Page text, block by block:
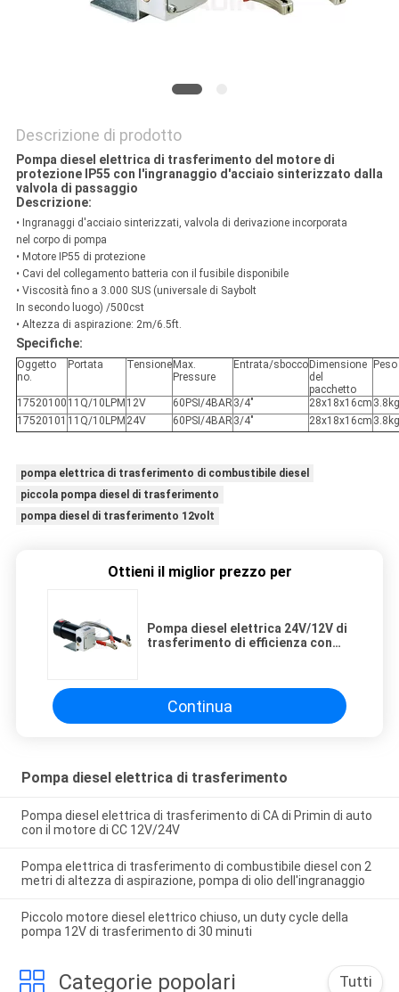
Descrizione di prodotto
Pompa diesel elettrica di trasferimento del motore di
protezione IP55 con l'ingranaggio d'acciaio sinterizzato dalla
valvola di passaggio
Descrizione:
• Ingranaggi d'acciaio sinterizzati, valvola di derivazione incorporata
nel corpo di pompa
• Motore IP55 di protezione
• Cavi del collegamento batteria con il fusibile disponibile
• Viscosità fino a 3.000 SUS (universale di Saybolt
In secondo luogo) /500cst
• Altezza di aspirazione: 2m/6.5ft.
Specifiche:
Oggetto
no.
Portata Tensione Max.
Pressure
Entrata/sbocco Dimensione
del
pacchetto
Peso
17520100 11Q/10LPM 12V 60PSI/4BAR 3/4" 28x18x16cm
17520101 11Q/10LPM 24V 60PSI/4BAR 3/4" 28x18x16cm
pompa elettrica di trasferimento di combustibile diesel
piccola pompa diesel di trasferimento
pompa diesel di trasferimento 12volt
Ottieni il miglior prezzo per
Pompa diesel elettrica 24V/12V di
trasferimento di efficienza con
Continua
Pompa diesel elettrica di trasferimento
Pompa diesel elettrica di trasferimento di CA di Primin di auto
con il motore di CC 12V/24V
Pompa elettrica di trasferimento di combustibile diesel con 2
metri di altezza di aspirazione, pompa di olio dell'ingranaggio
Piccolo motore diesel elettrico chiuso, un duty cycle della
pompa 12V di trasferimento di 30 minuti
Categorie popolari Tutti